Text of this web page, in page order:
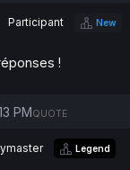
Participant New
!
PMQUOTE
Legend